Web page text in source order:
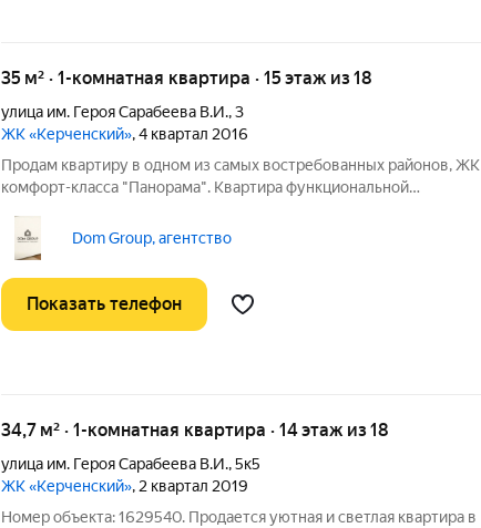
35 м² · 1-комнатная квартира · 15 этаж из 18
улица им. Героя Сарабеева В.И.,3
ЖК «Керченский», 4 квартал 2016
Продам квартиру в одном из самых востребованных районов, ЖК
комфорт-класса "Панорама". Квартира функциональной
Отлично подойдёт как для арендного бизнеса так и для личного
проживания. Рядом с
Dom Group, агентство
Показать телефон
34,7 м² · 1-комнатная квартира · 14 этаж из 18
улица им. Героя Сарабеева В.И.,5к5
ЖК «Керченский», 2 квартал 2019
Номер объекта: 1629540. Продается уютная и светлая квартира в